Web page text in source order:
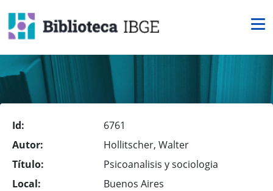
Id:
6761
Autor:
Hollitscher, Walter
Título:
Psicoanalisis y sociologia
Local:
Buenos Aires